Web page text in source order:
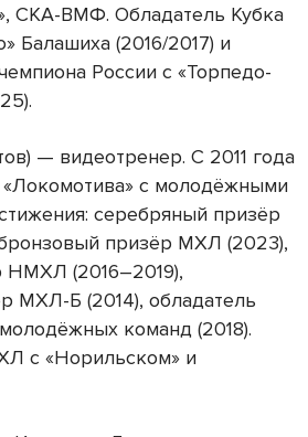
СКА-ВМФ. Обладатель Кубка
Балашиха (2016/2017) и
России с «Торпедо-
— видеотренер. С 2011 года
«Локомотива» с молодёжными
серебряный призёр
призёр МХЛ (2023),
НМХЛ (2016–2019),
МХЛ-Б (2014), обладатель
команд (2018).
с «Норильском» и